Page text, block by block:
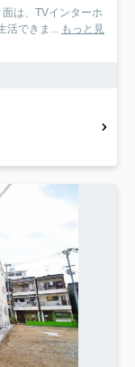
は、TVインターホ
活できま... もっと見